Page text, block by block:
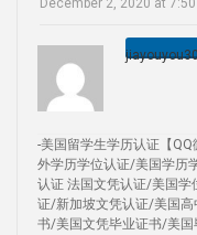
December 2, 2020 at
-美国留学生学历认证【
外学历学位认证/美国学历
认证 法国文凭认证/美国
证/新加坡文凭认证/美国
书/美国文凭毕业证书/美